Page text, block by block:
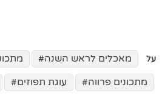
על מאכלים לראש השנה
מתכונים פרווה
עוגת תפוזים